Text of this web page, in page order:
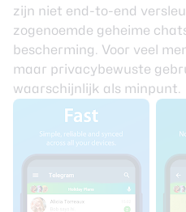
zijn niet end-to-end
zogenoemde geheime
bescherming. Voor veel
maar privacybewuste
waarschijnlijk als minpunt.